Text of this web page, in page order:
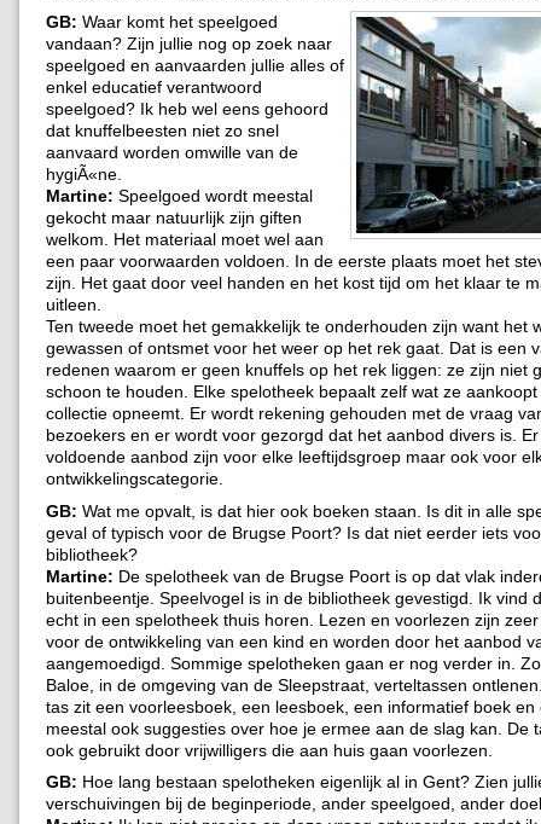
GB: Waar komt het speelgoed
vandaan? Zijn jullie nog op zoek naar
speelgoed en aanvaarden jullie alles of
enkel educatief verantwoord
speelgoed? Ik heb wel eens gehoord
dat knuffelbeesten niet zo snel
aanvaard worden omwille van de
hygiÃ«ne.
Martine: Speelgoed wordt meestal
gekocht maar natuurlijk zijn giften
welkom. Het materiaal moet wel aan
een paar voorwaarden voldoen. In de eerste plaats moet het
zijn. Het gaat door veel handen en het kost tijd om het klaar te
uitleen.
Ten tweede moet het gemakkelijk te onderhouden zijn want het
gewassen of ontsmet voor het weer op het rek gaat. Dat is een
redenen waarom er geen knuffels op het rek liggen: ze zijn niet
schoon te houden. Elke spelotheek bepaalt zelf wat ze
collectie opneemt. Er wordt rekening gehouden met de vraag
bezoekers en er wordt voor gezorgd dat het aanbod divers is.
voldoende aanbod zijn voor elke leeftijdsgroep maar ook voor
ontwikkelingscategorie.
GB: Wat me opvalt, is dat hier ook boeken staan. Is dit in alle
geval of typisch voor de Brugse Poort? Is dat niet eerder iets
bibliotheek?
Martine: De spelotheek van de Brugse Poort is op dat vlak
buitenbeentje. Speelvogel is in de bibliotheek gevestigd. Ik vind
echt in een spelotheek thuis horen. Lezen en voorlezen zijn
voor de ontwikkeling van een kind en worden door het aanbod
aangemoedigd. Sommige spelotheken gaan er nog verder in.
Baloe, in de omgeving van de Sleepstraat, verteltassen
tas zit een voorleesboek, een leesboek, een informatief boek en
meestal ook suggesties over hoe je ermee aan de slag kan. De
ook gebruikt door vrijwilligers die aan huis gaan voorlezen.
GB: Hoe lang bestaan spelotheken eigenlijk al in Gent? Zien
verschuivingen bij de beginperiode, ander speelgoed, ander